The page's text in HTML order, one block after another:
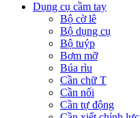
Dụng cụ cầm tay
Bộ cờ lê
Bộ dụng cụ
Bộ tuýp
Bơm mỡ
Búa rìu
Cần chữ T
Cần nối
Cần tự động